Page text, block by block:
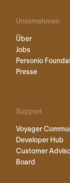
Unternehmen
Über
Jobs
Personio
Presse
Support
Voyager
Developer Hub
Customer
Board